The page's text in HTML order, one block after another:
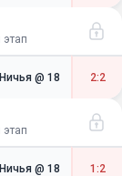
@ 18 2:2
@ 18 1:2